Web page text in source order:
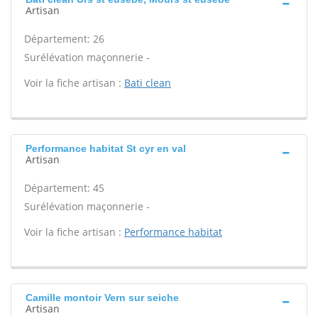
Artisan
Département: 26
Surélévation maçonnerie -
Voir la fiche artisan : Bati clean
Performance habitat St cyr en val
Artisan
Département: 45
Surélévation maçonnerie -
Voir la fiche artisan : Performance habitat
Camille montoir Vern sur seiche
Artisan